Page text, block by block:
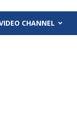
CHANNEL